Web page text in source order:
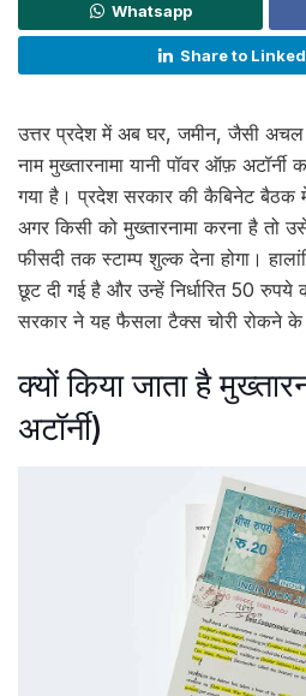
Whatsapp
Share to
उत्तर प्रदेश में अब घर, जमीन, जैसी अचल
नाम मुख्तारनामा यानी पॉवर ऑफ़
गया है। प्रदेश सरकार की कैबिनेट बैठक
अगर किसी को मुख्तारनामा करना है तो
फीसदी तक स्टाम्प शुल्क देना होगा।
छूट दी गई है और उन्हें निर्धारित 50
सरकार ने यह फैसला टैक्स चोरी रोकने के
क्यों किया जाता है
अटॉर्नी)